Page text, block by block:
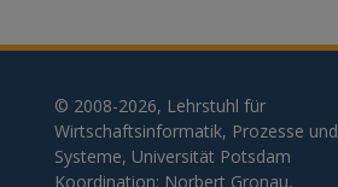
© 2008-2026, Lehrstuhl für
Wirtschaftsinformatik, Prozesse und
Systeme, Universität Potsdam
Koordination: Norbert Gronau,